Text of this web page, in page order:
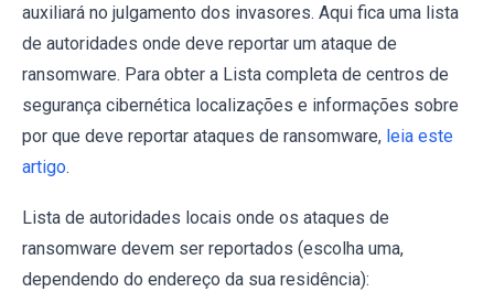
auxiliará no julgamento dos invasores. Aqui fica uma lista
de autoridades onde deve reportar um ataque de
ransomware. Para obter a Lista completa de centros de
segurança cibernética localizações e informações sobre
por que deve reportar ataques de ransomware, leia este
artigo.
Lista de autoridades locais onde os ataques de
ransomware devem ser reportados (escolha uma,
dependendo do endereço da sua residência):